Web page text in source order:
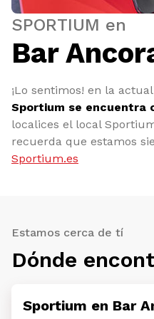
SPORTIUM en
Bar
¡Lo sentimos! en la
Sportium se encuentra
localices el local
recuerda que estamos
Sportium.es
Estamos cerca de tí
Dónde
Sportium en Bar